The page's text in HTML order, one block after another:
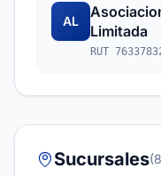
AL
Limitada
RUT
Sucursales